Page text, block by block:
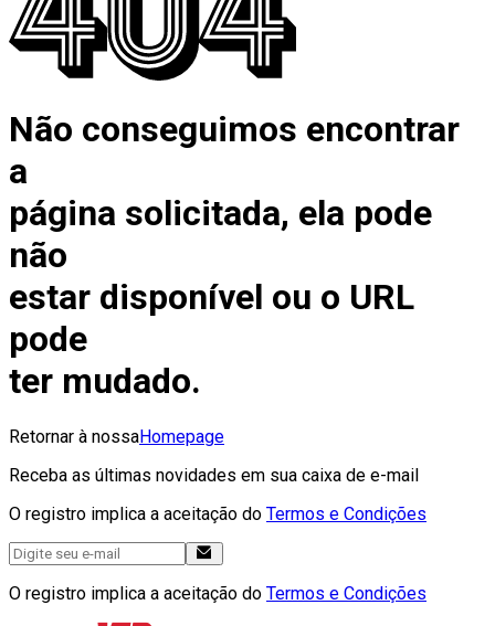
Não conseguimos encontrar
a
página solicitada, ela pode
não
estar disponível ou o URL
pode
ter mudado.
Retornar à nossaHomepage
Receba as últimas novidades em sua caixa de e-mail
O registro implica a aceitação do Termos e Condições
O registro implica a aceitação do Termos e Condições